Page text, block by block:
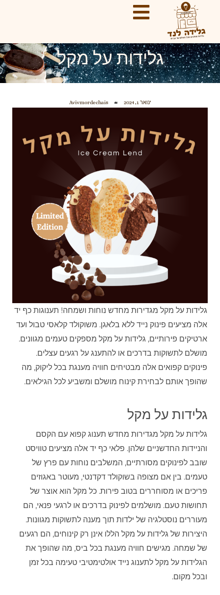
גלידות על מקל
ינואר 1, 2024 Avivmordechai8
גלידות על מקל מגדירות מחדש נוחות ושמחה! תענוגות כף יד
אלה מציעים פינוק נייד ללא בלאגן. משוקולד קלאסי טבול ועד
ארטיקים פירותיים, גלידות על מקל מספקים טעמים מגוונים.
מושלם לתשוקות בדרכים או להתענג על רגעים עצלים.
פינוקים קפואים אלה מבטיחים חוויה מענגת בכל ליקוק, מה
שהופך אותם לבחירת קינוח מושלם ומשביע לכל הגילאים.
גלידות על מקל
גלידות על מקל מגדירות מחדש תענוג קפוא עם הקסם
והניידות החדשניים שלהן. פלאי כף יד אלה מציעים טוויסט
שובב לפינוקים מסורתיים, המשלבים נוחות עם פרץ של
טעמים. בין אם מצופה בשוקולד דקדנטי, מעוטר באגוזים
פריכים או מסוחררים בטוב פירות. כל מקל הוא אוצר של
תחושות טעם. מושלמים לפינוק בדרכים או לרגעי פנאי, הם
מעוררים נוסטלגיה של ילדות תוך מענה לתשוקות מגוונות.
היצירות של גלידות על מקל הללו אינן רק קינוחים, הם רגעים
של שמחה. מגישים חוויה מענגת בכל ביס, מה שהופך את
הגלידות על מקל לתענוג נייד אולטימטיבי טעימה בכל זמן
ובכל מקום.